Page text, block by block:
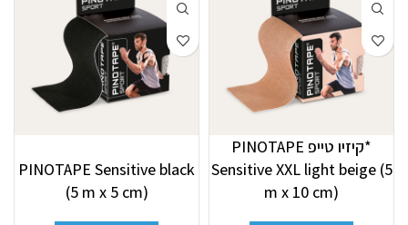
*קיזיו טייפ PINOTAPE
Sensitive XXL light beige (5
m x 10 cm)
PINOTAPE Sensitive black
(5 m x 5 cm)